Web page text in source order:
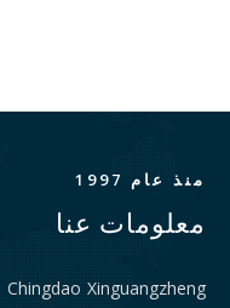
منذ عام 1997
معلومات عنا